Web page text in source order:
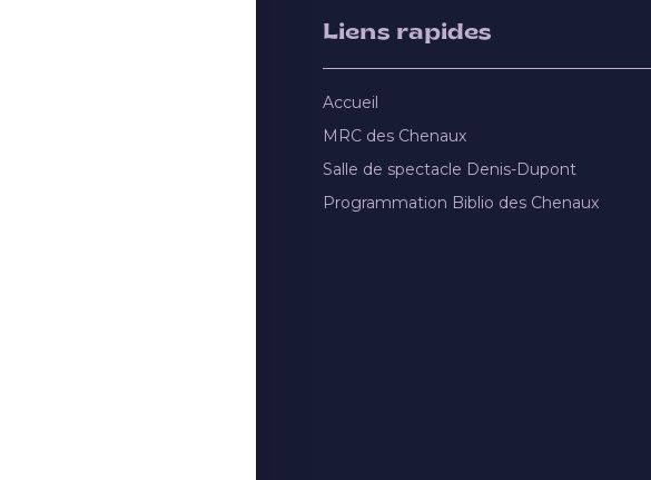
Liens rapides
Accueil
MRC des Chenaux
Salle de spectacle Denis-Dupont
Programmation Biblio des Chenaux